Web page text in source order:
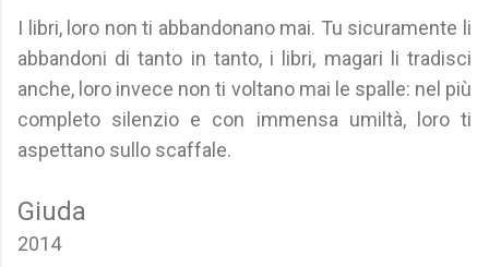
I libri, loro non ti abbandonano mai. Tu sicuramente li
abbandoni di tanto in tanto, i libri, magari li tradisci
anche, loro invece non ti voltano mai le spalle: nel più
completo silenzio e con immensa umiltà, loro ti
aspettano sullo scaffale.
Giuda
2014